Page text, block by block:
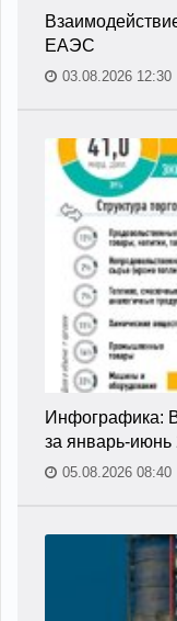
ЕАЭС
03.08.2026 12:30
Инфографика:
за январь-июнь
05.08.2026 08:40